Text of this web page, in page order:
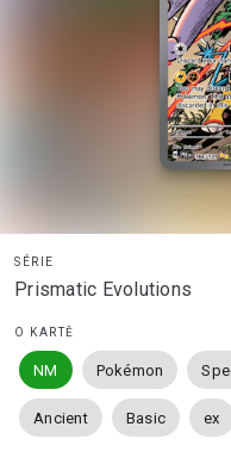
SÉRIE
Prismatic Evolutions
O KARTĚ
NM Pokémon
Ancient Basic ex